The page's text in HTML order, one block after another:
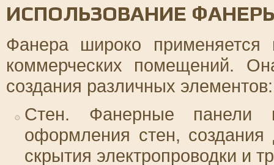
ИСПОЛЬЗОВАНИЕ
Фанера широко
коммерческих помещений.
создания различных элементов:
Стен. Фанерные панели
оформления стен, создания
скрытия электропроводки и